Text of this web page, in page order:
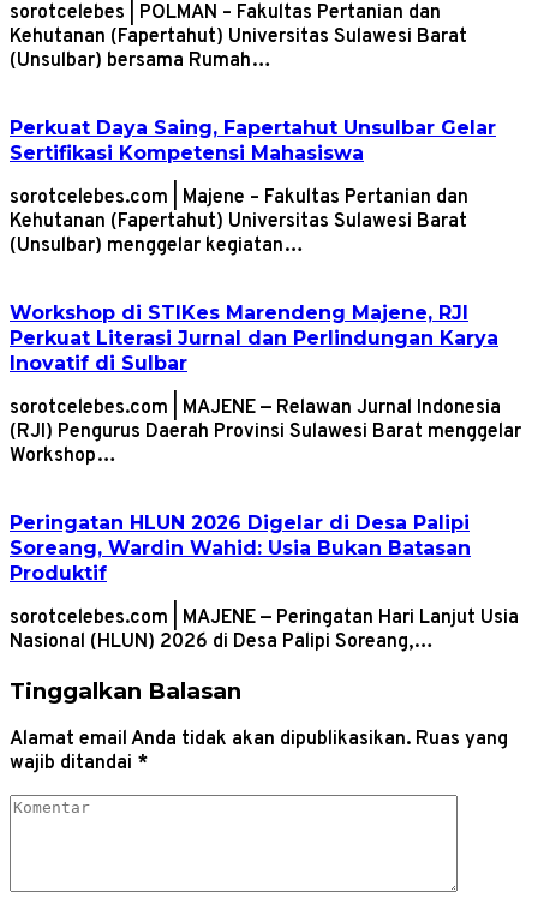
sorotcelebes | POLMAN – Fakultas Pertanian dan
Kehutanan (Fapertahut) Universitas Sulawesi Barat
(Unsulbar) bersama Rumah…
Perkuat Daya Saing, Fapertahut Unsulbar Gelar
Sertifikasi Kompetensi Mahasiswa
sorotcelebes.com | Majene – Fakultas Pertanian dan
Kehutanan (Fapertahut) Universitas Sulawesi Barat
(Unsulbar) menggelar kegiatan…
Workshop di STIKes Marendeng Majene, RJI
Perkuat Literasi Jurnal dan Perlindungan Karya
Inovatif di Sulbar
sorotcelebes.com | MAJENE — Relawan Jurnal Indonesia
(RJI) Pengurus Daerah Provinsi Sulawesi Barat menggelar
Workshop…
Peringatan HLUN 2026 Digelar di Desa Palipi
Soreang, Wardin Wahid: Usia Bukan Batasan
Produktif
sorotcelebes.com | MAJENE — Peringatan Hari Lanjut Usia
Nasional (HLUN) 2026 di Desa Palipi Soreang,…
Tinggalkan Balasan
Alamat email Anda tidak akan dipublikasikan. Ruas yang
wajib ditandai *